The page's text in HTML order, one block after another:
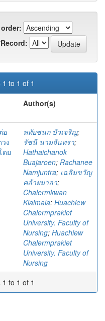
to 1 of 1
Author(s)
อ
ง
ดย
หทัยชนก บัวเจริญ;
รัชนี นามจันทรา;
Hathaichanok
Buajaroen; Rachanee
Namjuntra; เฉลิมขวัญ
คล้ายมาลา;
Chalermkwan
Klaimala; Huachiew
Chalermprakiet
University. Faculty of
Nursing; Huachiew
Chalermprakiet
University. Faculty of
Nursing
to 1 of 1